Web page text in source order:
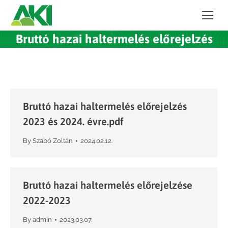
Bruttó hazai haltermelés előrejelzés
Bruttó hazai haltermelés előrejelzés
2023 és 2024. évre.pdf
By Szabó Zoltán 2024.02.12.
Bruttó hazai haltermelés előrejelzése
2022-2023
By admin 2023.03.07.